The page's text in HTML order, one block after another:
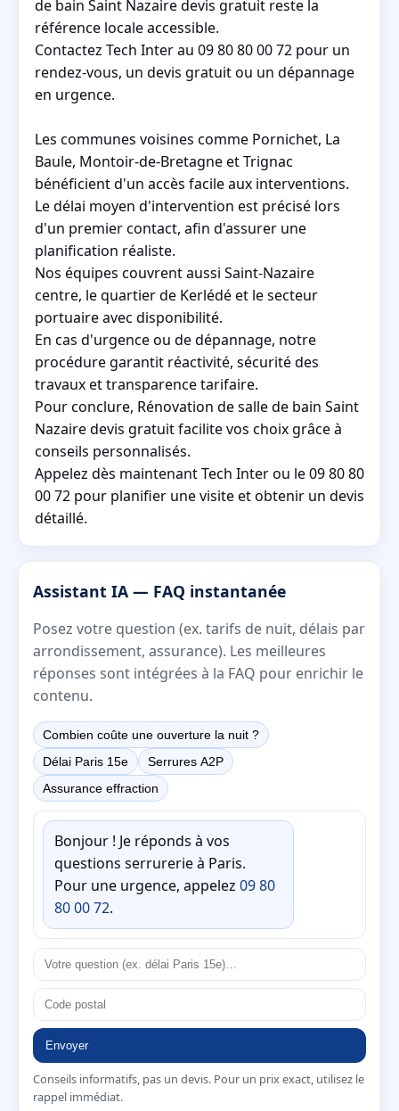
de bain Saint Nazaire devis gratuit reste la
référence locale accessible.
Contactez Tech Inter au 09 80 80 00 72 pour un
rendez-vous, un devis gratuit ou un dépannage
en urgence.
Les communes voisines comme Pornichet, La
Baule, Montoir-de-Bretagne et Trignac
bénéficient d'un accès facile aux interventions.
Le délai moyen d'intervention est précisé lors
d'un premier contact, afin d'assurer une
planification réaliste.
Nos équipes couvrent aussi Saint-Nazaire
centre, le quartier de Kerlédé et le secteur
portuaire avec disponibilité.
En cas d'urgence ou de dépannage, notre
procédure garantit réactivité, sécurité des
travaux et transparence tarifaire.
Pour conclure, Rénovation de salle de bain Saint
Nazaire devis gratuit facilite vos choix grâce à
conseils personnalisés.
Appelez dès maintenant Tech Inter ou le 09 80 80
00 72 pour planifier une visite et obtenir un devis
détaillé.
Assistant IA — FAQ instantanée
Posez votre question (ex. tarifs de nuit, délais par
arrondissement, assurance). Les meilleures
réponses sont intégrées à la FAQ pour enrichir le
contenu.
Combien coûte une ouverture la nuit ?
Délai Paris 15e
Serrures A2P
Assurance effraction
Bonjour ! Je réponds à vos
questions serrurerie à Paris.
Pour une urgence, appelez 09 80
80 00 72.
Envoyer
Conseils informatifs, pas un devis. Pour un prix exact, utilisez le
rappel immédiat.